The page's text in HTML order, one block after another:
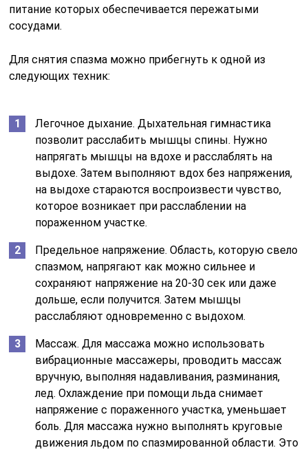
питание которых обеспечивается пережатыми
сосудами.
Для снятия спазма можно прибегнуть к одной из
следующих техник:
Легочное дыхание. Дыхательная гимнастика
позволит расслабить мышцы спины. Нужно
напрягать мышцы на вдохе и расслаблять на
выдохе. Затем выполняют вдох без напряжения,
на выдохе стараются воспроизвести чувство,
которое возникает при расслаблении на
пораженном участке.
Предельное напряжение. Область, которую свело
спазмом, напрягают как можно сильнее и
сохраняют напряжение на 20-30 сек или даже
дольше, если получится. Затем мышцы
расслабляют одновременно с выдохом.
Массаж. Для массажа можно использовать
вибрационные массажеры, проводить массаж
вручную, выполняя надавливания, разминания,
лед. Охлаждение при помощи льда снимает
напряжение с пораженного участка, уменьшает
боль. Для массажа нужно выполнять круговые
движения льдом по спазмированной области. Это